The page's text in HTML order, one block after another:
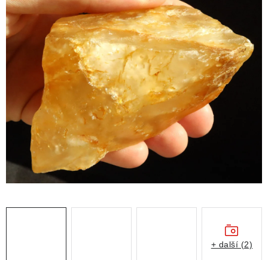
ÚČINKY
KRYSTALY
ČLÁNKY
NALEZIŠTĚ
NÁŠ PŘÍBĚH
VIDEOGALERIE
+ další (2)